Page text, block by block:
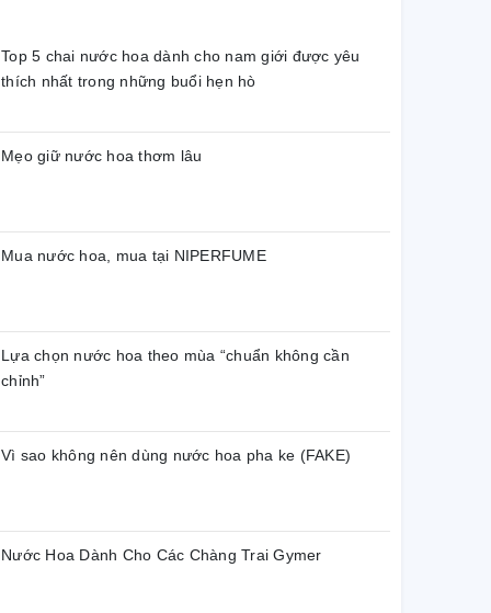
Top 5 chai nước hoa dành cho nam giới được yêu
thích nhất trong những buổi hẹn hò
Mẹo giữ nước hoa thơm lâu
Mua nước hoa, mua tại NIPERFUME
Lựa chọn nước hoa theo mùa “chuẩn không cần
chỉnh”
Vì sao không nên dùng nước hoa pha ke (FAKE)
Nước Hoa Dành Cho Các Chàng Trai Gymer